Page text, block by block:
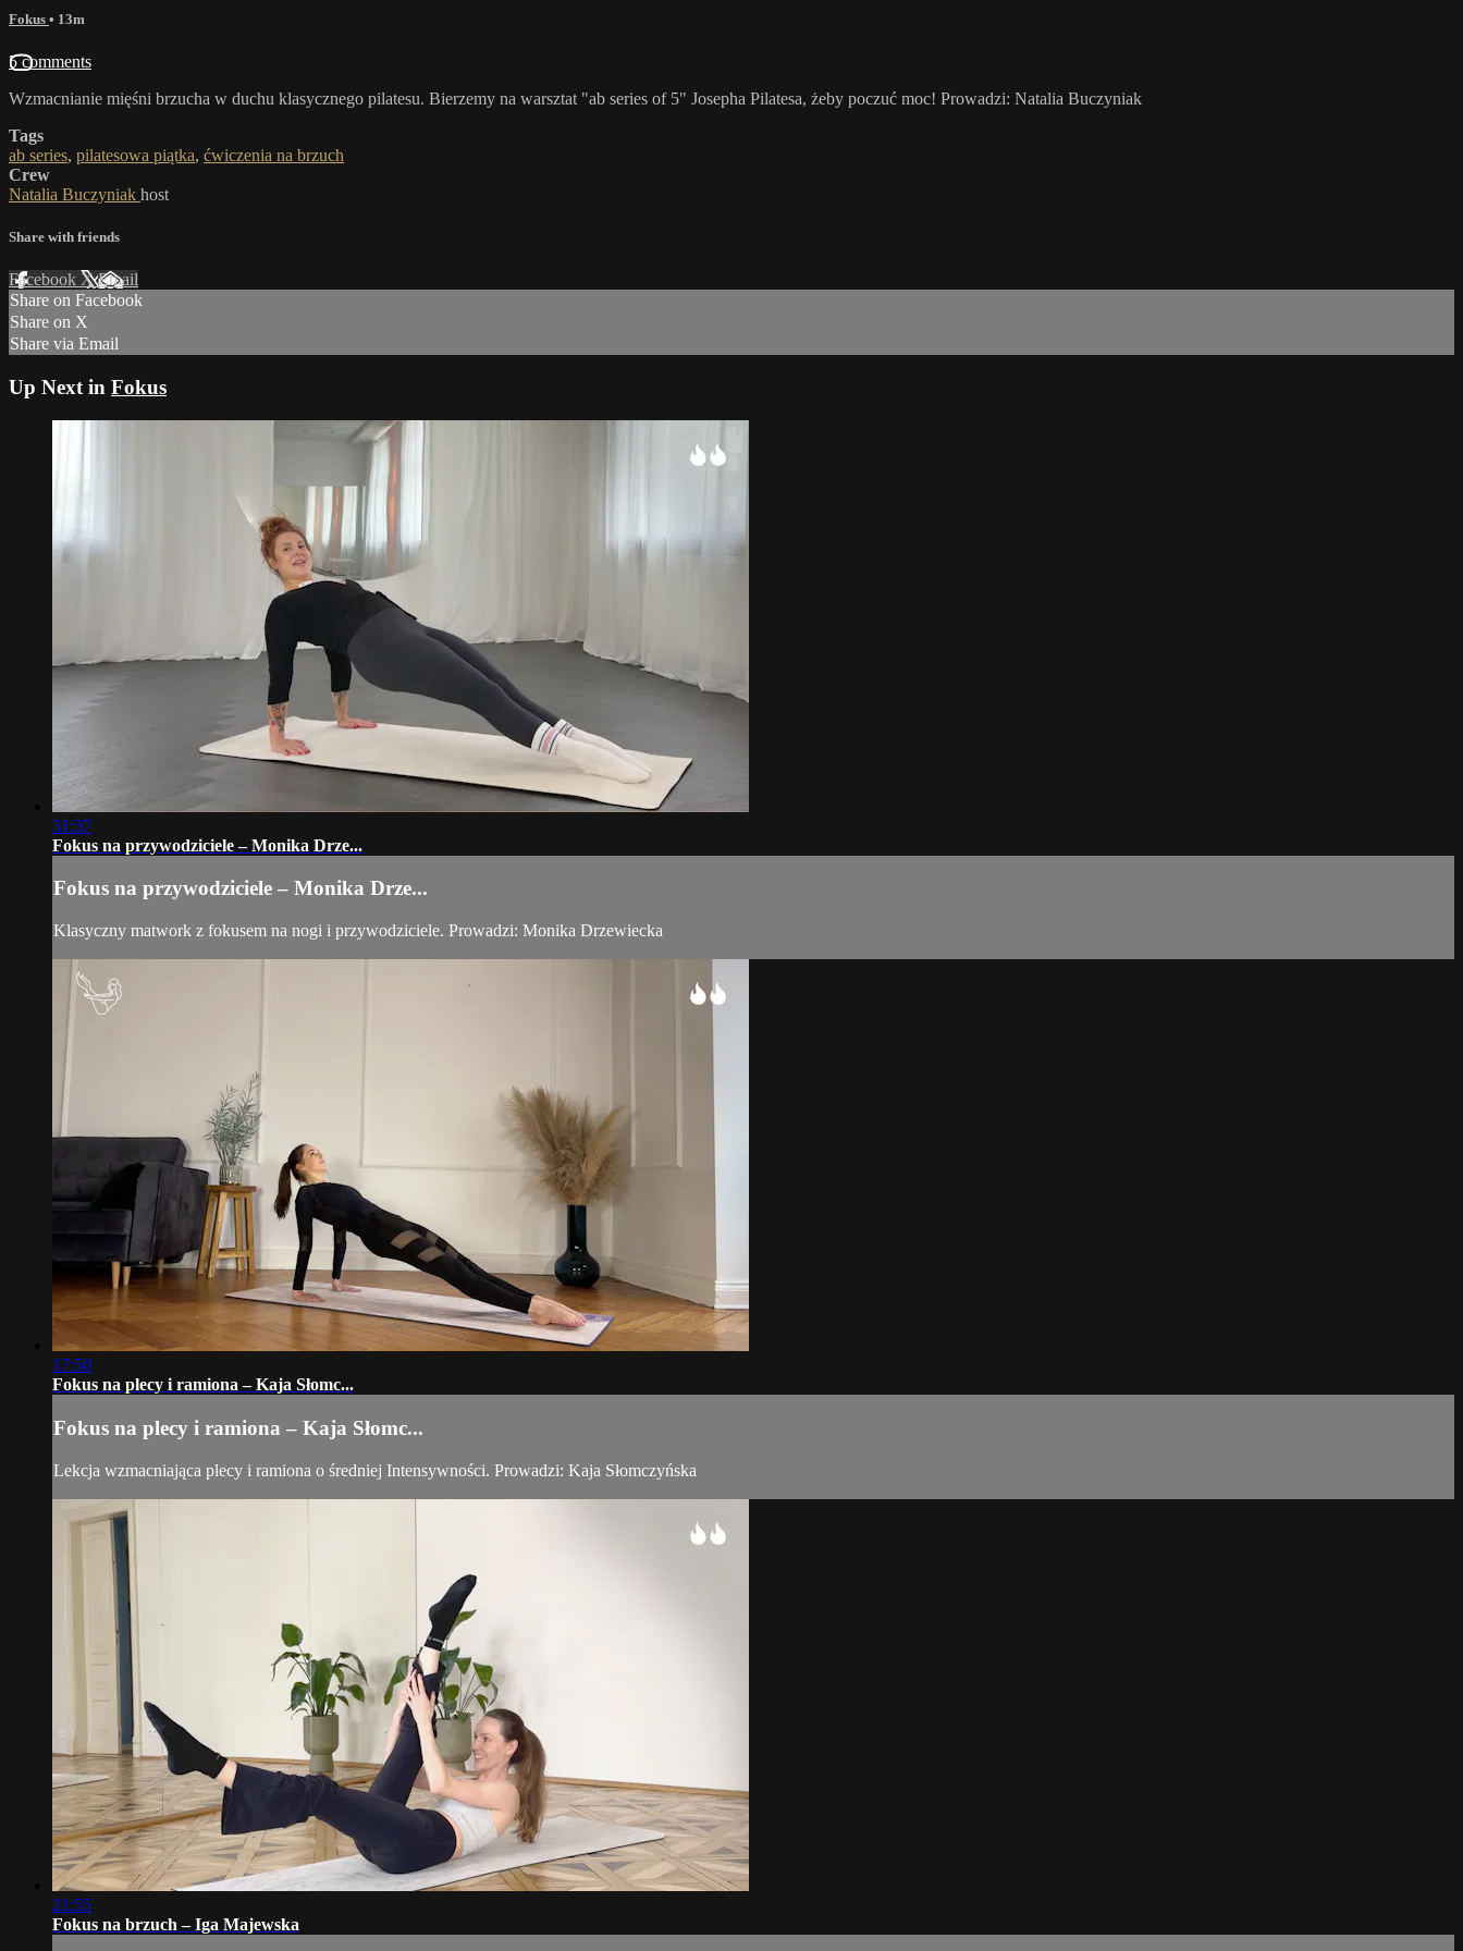
Fokus • 13m
5 comments
Wzmacnianie mięśni brzucha w duchu klasycznego pilatesu. Bierzemy na warsztat "ab series of 5" Josepha Pilatesa, żeby poczuć moc! Prowadzi: Natalia Buczyniak
Tags
ab series, pilatesowa piątka, ćwiczenia na brzuch
Crew
Natalia Buczyniak host
Share with friends
Facebook XEmail
Share on Facebook
Share on X
Share via Email
Up Next in Fokus
31:37
Fokus na przywodziciele – Monika Drze...
Fokus na przywodziciele – Monika Drze...
Klasyczny matwork z fokusem na nogi i przywodziciele. Prowadzi: Monika Drzewiecka
17:50
Fokus na plecy i ramiona – Kaja Słomc...
Fokus na plecy i ramiona – Kaja Słomc...
Lekcja wzmacniająca plecy i ramiona o średniej Intensywności. Prowadzi: Kaja Słomczyńska
21:55
Fokus na brzuch – Iga Majewska